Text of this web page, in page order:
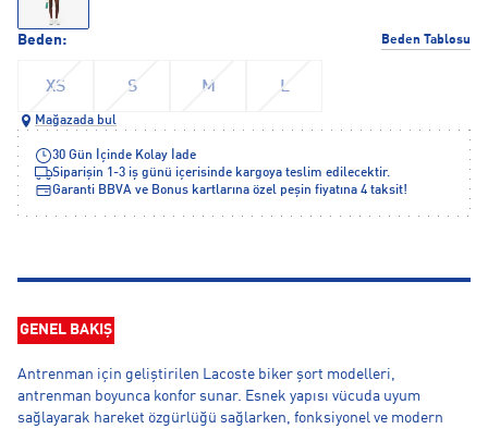
Beden: Beden Tablosu
XS S M L
Mağazada bul
30 Gün İçinde Kolay İade
Siparişin 1-3 iş günü içerisinde kargoya teslim edilecektir.
Garanti BBVA ve Bonus kartlarına özel peşin fiyatına 4 taksit!
GENEL BAKIŞ
Antrenman için geliştirilen Lacoste biker şort modelleri,
antrenman boyunca konfor sunar. Esnek yapısı vücuda uyum
sağlayarak hareket özgürlüğü sağlarken, fonksiyonel ve modern